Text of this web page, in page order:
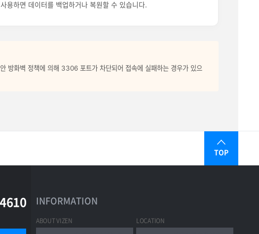
용하면 데이터를 백업하거나 복원할 수 있습니다.
방화벽 정책에 의해 3306 포트가 차단되어 접속에 실패하는 경우가 있으
TOP
INFORMATION
ABOUT VIZEN LOCATION